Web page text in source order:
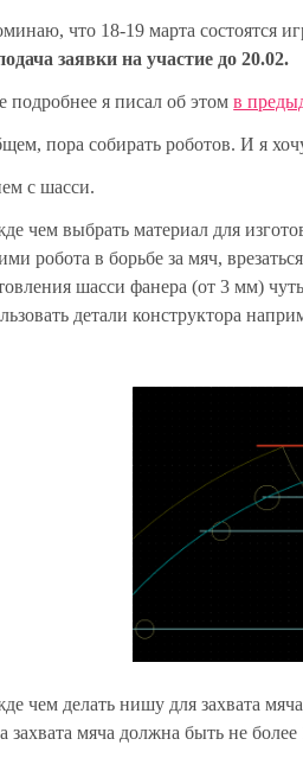
что 18-19 марта состоятся
заявки на участие до 20.02.
подробнее я писал об этомв
пора собирать роботов. И я
с шасси.
чем выбрать материал для
робота в борьбе за мяч,
шасси фанера (от 3 мм)
детали конструктора
чем делать нишу для захвата
захвата мяча должна быть не более